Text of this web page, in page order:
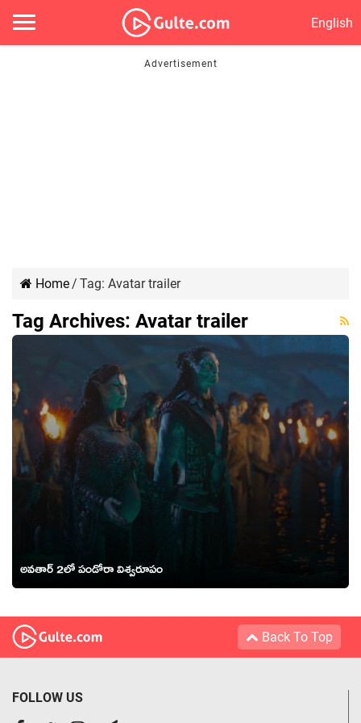
English
Home/ Tag: Avatar trailer
Tag Archives: Avatar trailer
అవతార్ 2లో పండోరా విశ్వరూపం
Back To Top
FOLLOW US